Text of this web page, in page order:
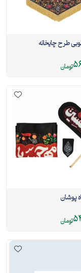
طرح چایخانه
تومان
پوشان
تومان